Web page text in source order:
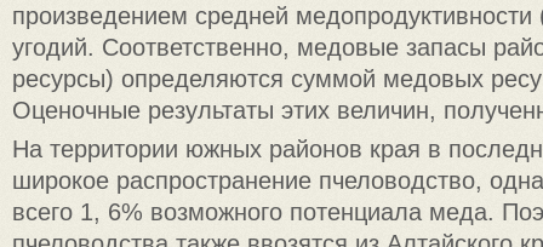
произведением средней медопродуктивности
угодий. Соответственно, медовые запасы
ресурсы) определяются суммой медовых
Оценочные результаты этих величин,
На территории южных районов края в
широкое распространение пчеловодство,
всего 1, 6% возможного потенциала меда.